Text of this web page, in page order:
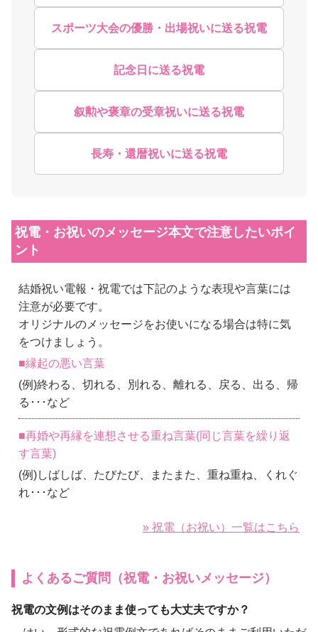
スポーツ大会の優勝・出場祝いに送る祝電
記念日に送る祝電
叙勲や褒章の受章祝いに送る祝電
長寿・還暦祝いに送る祝電
祝電・お祝いのメッセージ本文で注意したいポイ
ント
結婚祝い電報・祝電では下記のような表現や言葉には
注意が必要です。
オリジナルのメッセージをお使いになる場合は特に気
をつけましょう。
■縁起の悪い言葉
(例)終わる、切れる、別れる、離れる、戻る、出る、帰
る･･･など
■再婚や再縁を連想させる重ね言葉(同じ言葉を繰り返
す言葉)
(例)しばしば、たびたび、またまた、重ね重ね、くれぐ
れ･･･など
» 祝電（お祝い）一覧はこちら
よくあるご質問（祝電・お祝いメッセージ）
祝電の文例はそのまま使っても大丈夫ですか？